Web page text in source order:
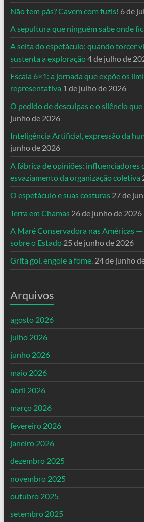
Não tem pás? Cavem com fuzis! 6 de
A sepultura que ninguém sabe onde
A seita do espetáculo: quando torcer
sustenta a exploração4 de julho de
Escala 6×1: a jornada que expõe os
representativa 1 de julho de 2026
O pedido de desculpas e o silêncio
junho de 2026
Inteligência Artificial, expressão da
junho de 2026
A fábrica de opiniões: influenciadores
esvaziamento da organização coletiva
O espetáculo e suas costuras 27 de
Terra em Chamas 26 de junho de 2026
A Maré Conservadora nas Américas —
sobre o Estado 25 de junho de 2026
Grita gol, engole a fome. 24 de junho
Arquivos
agosto 2026
julho 2026
junho 2026
maio 2026
abril 2026
março 2026
fevereiro 2026
janeiro 2026
dezembro 2025
novembro 2025
outubro 2025
setembro 2025